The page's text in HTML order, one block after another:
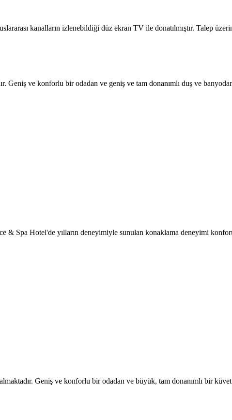
kanalların izlenebildiği düz ekran TV ile donatılmıştır. Talep
Geniş ve konforlu bir odadan ve geniş ve tam donanımlı duş ve
& Spa Hotel'de yılların deneyimiyle sunulan konaklama deneyimi
Geniş ve konforlu bir odadan ve büyük, tam donanımlı bir